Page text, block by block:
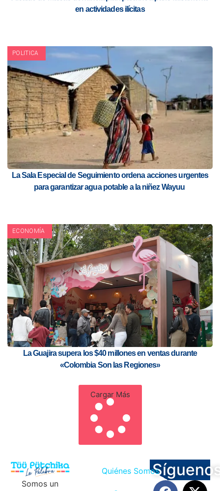
en actividades ilícitas
POLITICA
La Sala Especial de Seguimiento ordena acciones urgentes
para garantizar agua potable a la niñez Wayuu
ECONOMÍA
La Guajira supera los $40 millones en ventas durante
«Colombia Son las Regiones»
Cargar Más
Somos un
Quiénes Somos